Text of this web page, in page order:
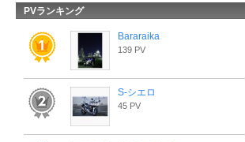
PVランキング
Bararaika
139 PV
S-シエロ
45 PV